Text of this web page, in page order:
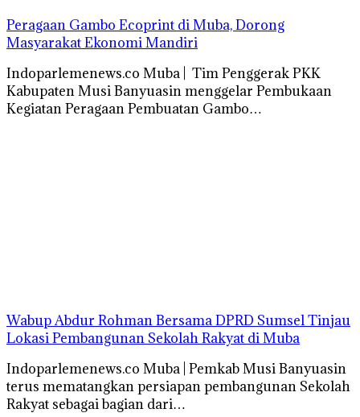
Peragaan Gambo Ecoprint di Muba, Dorong
Masyarakat Ekonomi Mandiri
Indoparlemenews.co Muba | Tim Penggerak PKK
Kabupaten Musi Banyuasin menggelar Pembukaan
Kegiatan Peragaan Pembuatan Gambo…
Wabup Abdur Rohman Bersama DPRD Sumsel Tinjau
Lokasi Pembangunan Sekolah Rakyat di Muba
Indoparlemenews.co Muba | Pemkab Musi Banyuasin
terus mematangkan persiapan pembangunan Sekolah
Rakyat sebagai bagian dari…